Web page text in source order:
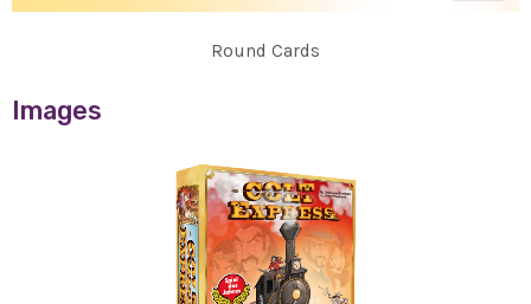
Round Cards
Images